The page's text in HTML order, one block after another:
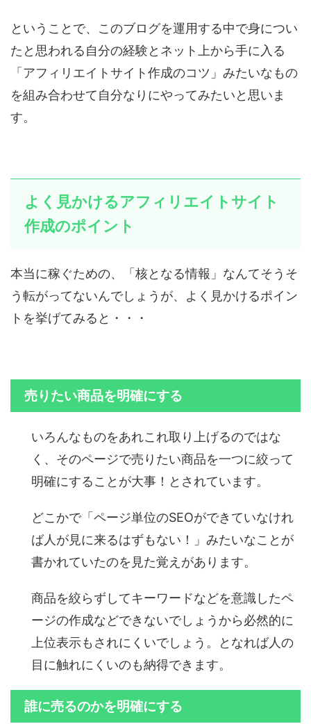
ということで、このブログを運用する中で身につい
たと思われる自分の経験とネット上から手に入る
「アフィリエイトサイト作成のコツ」みたいなもの
を組み合わせて自分なりにやってみたいと思いま
す。
よく見かけるアフィリエイトサイト
作成のポイント
本当に稼ぐための、「核となる情報」なんてそうそ
う転がってないんでしょうが、よく見かけるポイン
トを挙げてみると・・・
売りたい商品を明確にする
いろんなものをあれこれ取り上げるのではな
く、そのページで売りたい商品を一つに絞って
明確にすることが大事！とされています。
どこかで「ページ単位のSEOができていなけれ
ば人が見に来るはずもない！」みたいなことが
書かれていたのを見た覚えがあります。
商品を絞らずしてキーワードなどを意識したペ
ージの作成などできないでしょうから必然的に
上位表示もされにくいでしょう。となれば人の
目に触れにくいのも納得できます。
誰に売るのかを明確にする